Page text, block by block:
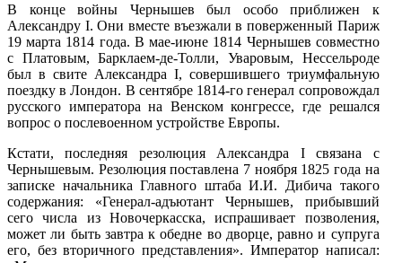
В конце войны Чернышев был особо приближен к
Александру I. Они вместе въезжали в поверженный Париж
19 марта 1814 года. В мае-июне 1814 Чернышев совместно
с Платовым, Барклаем-де-Толли, Уваровым, Нессельроде
был в свите Александра I, совершившего триумфальную
поездку в Лондон. В сентябре 1814-го генерал сопровождал
русского императора на Венском конгрессе, где решался
вопрос о послевоенном устройстве Европы.
Кстати, последняя резолюция Александра I связана с
Чернышевым. Резолюция поставлена 7 ноября 1825 года на
записке начальника Главного штаба И.И. Дибича такого
содержания: «Генерал-адъютант Чернышев, прибывший
сего числа из Новочеркасска, испрашивает позволения,
может ли быть завтра к обедне во дворце, равно и супруга
его, без вторичного представления». Император написал: